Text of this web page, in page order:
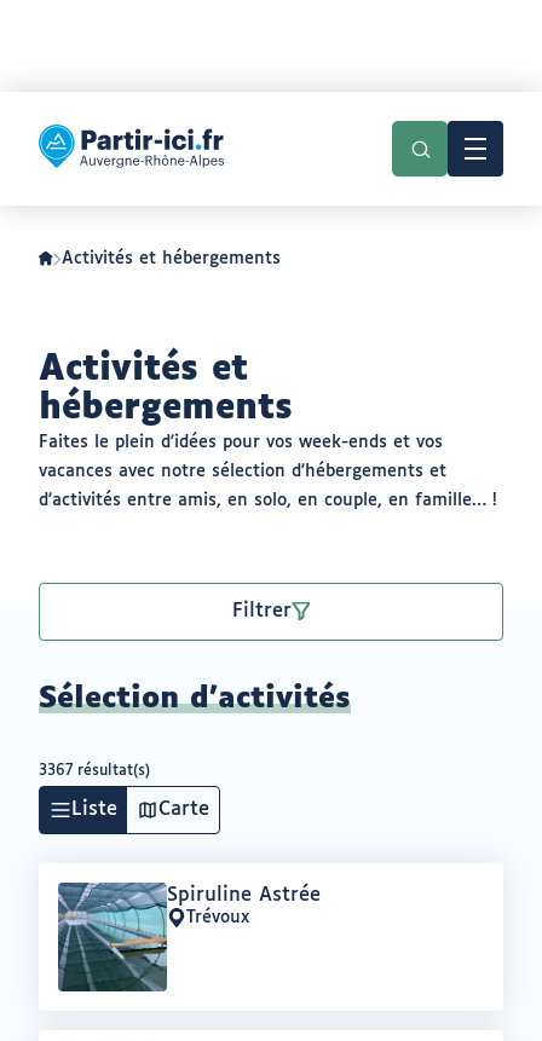
menu
contenu
Partir
ici
Auvergne-
Rhône-
Activités et hébergements
Activités et
hébergements
Faites le plein d'idées pour vos week-ends et vos
vacances avec notre sélection d'hébergements et
d'activités entre amis, en solo, en couple, en famille… !
Filtrer
Sélection d'activités
3367 résultat(s)
Liste Carte
Offre
:
Spiruline Astrée
Lieu
:
Trévoux